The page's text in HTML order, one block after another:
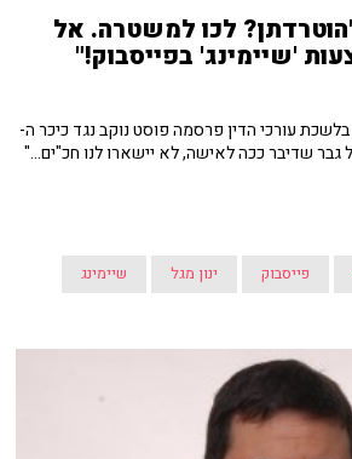
לכו למשטרה. אל
'שיימינג' בפייסבוק!"
בלשכת עורכי הדין פרסמה פוסט נוקב נגד כיכר ה-
גבר שדיבר ככה לאישה, לא יישארו לנו חכ"ים..."
פייסבוק ינון מגל שיימינג